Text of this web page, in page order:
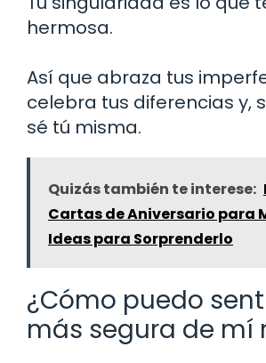
hermosa.
Así que abraza tus
celebra tus diferencias y,
sé tú misma.
Quizás también te interese:
Cartas de Aniversario para
Ideas para Sorprenderlo
¿Cómo puedo
más segura de mí